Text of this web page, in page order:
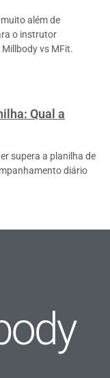
além de
o instrutor
vs MFit.
Qual a
supera a planilha de
diário